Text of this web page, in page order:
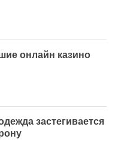
онлайн казино
застегивается